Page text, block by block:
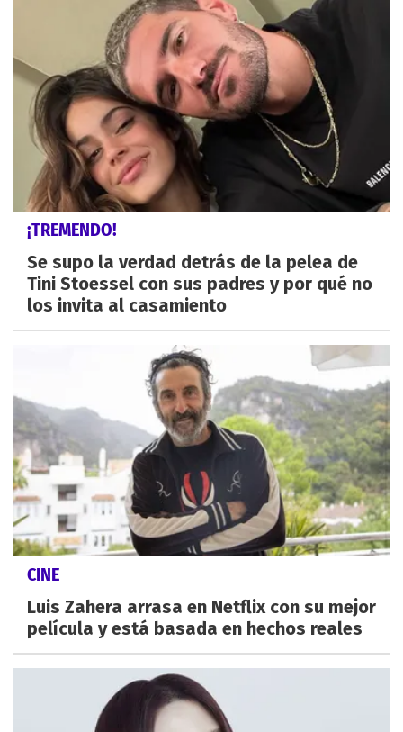
¡TREMENDO!
Se supo la verdad detrás de la pelea de
Tini Stoessel con sus padres y por qué no
los invita al casamiento
CINE
Luis Zahera arrasa en Netflix con su mejor
película y está basada en hechos reales